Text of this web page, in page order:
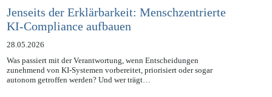
Jenseits der Erklärbarkeit: Menschzentrierte
KI-Compliance aufbauen
28.05.2026
Was passiert mit der Verantwortung, wenn Entscheidungen
zunehmend von KI-Systemen vorbereitet, priorisiert oder sogar
autonom getroffen werden? Und wer trägt…